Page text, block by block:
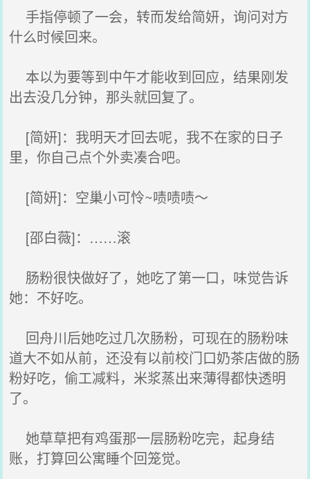
手指停顿了一会，转而发给简妍，询问对方
什么时候回来。
本以为要等到中午才能收到回应，结果刚发
出去没几分钟，那头就回复了。
[简妍]：我明天才回去呢，我不在家的日子
里，你自己点个外卖凑合吧。
[简妍]：空巢小可怜~啧啧啧～
[邵白薇]：……滚
肠粉很快做好了，她吃了第一口，味觉告诉
她：不好吃。
回舟川后她吃过几次肠粉，可现在的肠粉味
道大不如从前，还没有以前校门口奶茶店做的肠
粉好吃，偷工减料，米浆蒸出来薄得都快透明
了。
她草草把有鸡蛋那一层肠粉吃完，起身结
账，打算回公寓睡个回笼觉。